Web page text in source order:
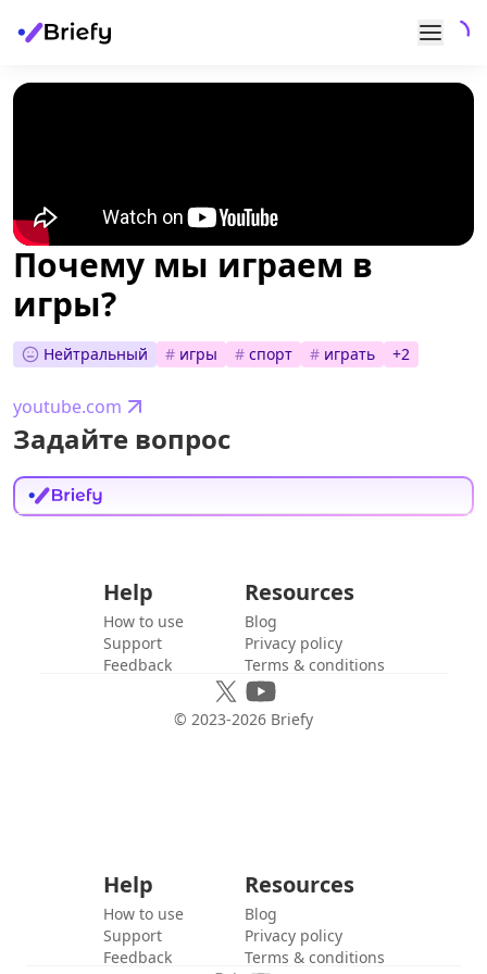
Почему мы играем в
игры?
Нейтральный # игры # спорт # играть +2
youtube.com
Задайте вопрос
Help
How to use
Support
Feedback
Resources
Blog
Privacy policy
Terms & conditions
© 2023-2026 Briefy
Help
How to use
Support
Feedback
Resources
Blog
Privacy policy
Terms & conditions